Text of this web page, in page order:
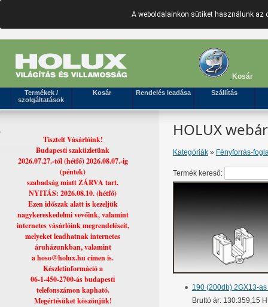
A weboldalainkon sütiket használunk
Kosár
Termékek /
szolgáltatások
Kosár Rendelés leadása Szállítás
HOLUX
Kategóriák» Fényforrás-
Termék kereső:
190 (200db) 2GX13-
Bruttó ár: 130.359,15
Tisztelt Vásárlóink!
Budapesti szaküzletünk
2026.07.27.-től (hétfő) 2026.08.07.-ig
(péntek)
szabadság miatt ZÁRVA tart.
NYITÁS: 2026.08.10. (hétfő)
Ezen időszak alatt is kezeljük
nagykereskedelmi vevőink, valamint
internetes vásárlóink megrendeléseit,
melyeket leadhatnak internetes
áruházunkban, valamint
a hoso@holux.hu címen is.
Készletinformáció a
06-1-450-2700-ás budapesti
telefonszámon kapható.
Megértésüket köszönjük!